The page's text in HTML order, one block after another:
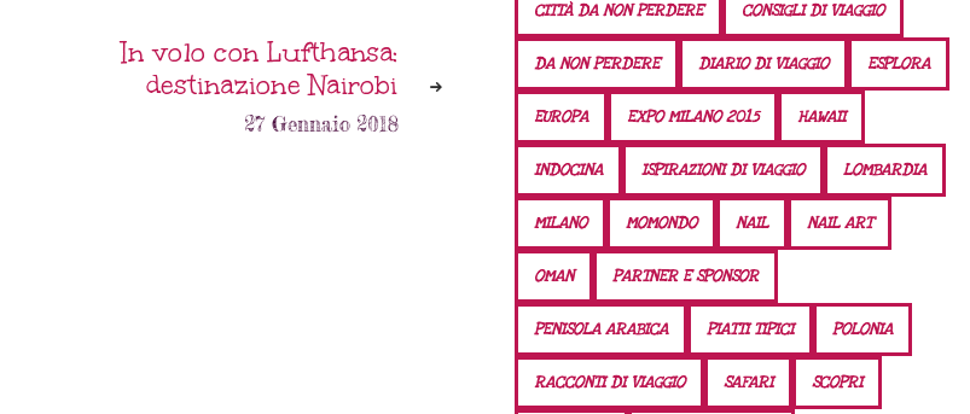
In volo con Lufthansa:
destinazione Nairobi
27 Gennaio 2018
CITTÀ DA NON PERDERE CONSIGLI DI VIAGGIO
DA NON PERDERE DIARIO DI VIAGGIO ESPLORA
EUROPA EXPO MILANO 2015 HAWAII
INDOCINA ISPIRAZIONI DI VIAGGIO LOMBARDIA
MILANO MOMONDO NAIL NAIL ART
OMAN PARTNER E SPONSOR
PENISOLA ARABICA PIATTI TIPICI POLONIA
RACCONTI DI VIAGGIO SAFARI SCOPRI